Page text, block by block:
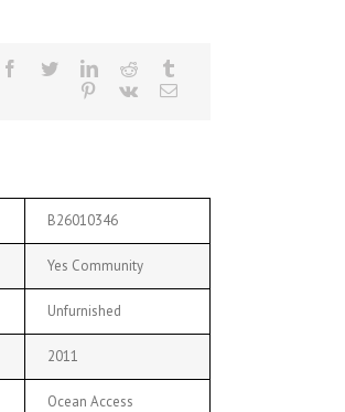
B26010346
Yes Community
Unfurnished
2011
Ocean Access